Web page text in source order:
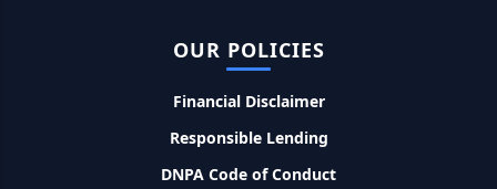
Dairy Farming Loan Apply Online: डेयरी फार्मिंग लोन योजना के
आवेदन हुए शुरू, इस प्रकार ले सकते है दस लाख तक का लोन
PM Kusum Yojana Loan: किसानों को भारत सरकार की इस योजना के
OUR POLICIES
Financial Disclaimer
Responsible Lending
DNPA Code of Conduct